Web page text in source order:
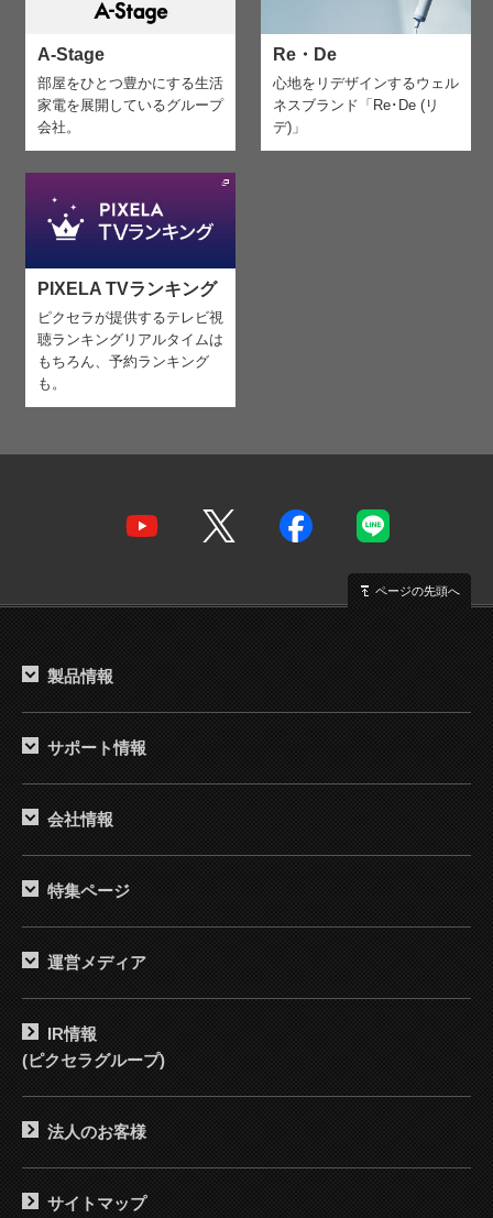
A-Stage
部屋をひとつ豊かにする生活
家電を 展開しているグループ
会社。
Re・De
心地をリデザインするウェル
ネスブランド「Re･De (リ
デ)」
PIXELA TVランキング
ピクセラが提供するテレビ視
聴ランキング リアルタイムは
もちろん、予約ランキング
も。
ページの先頭へ
製品情報
サポート情報
会社情報
特集ページ
運営メディア
IR情報
(ピクセラグループ)
法人のお客様
サイトマップ